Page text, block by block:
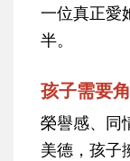
一位真正愛
半。
孩子需要
榮譽感、同
美德，孩子